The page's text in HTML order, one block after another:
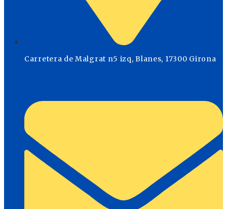
Carretera de Malgrat n5 izq, Blanes, 17300 Girona